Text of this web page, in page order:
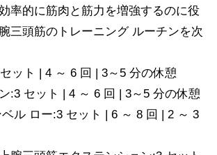
率的に筋肉と筋力を増強するのに役
三頭筋のトレーニング ルーチンを次
ット | 4 ～ 6 回 | 3～5 分の休憩
:3 セット | 4 ～ 6 回 | 3～5 分の休憩
ル ロー:3 セット | 6 ～ 8 回 | 2 ～ 3